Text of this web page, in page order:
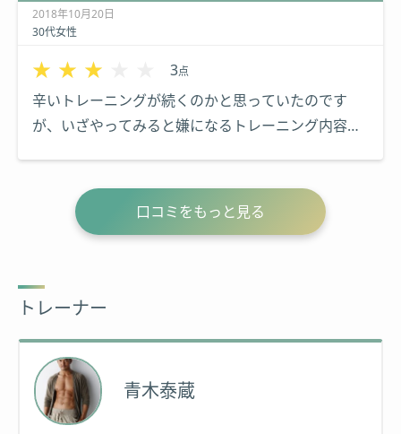
2018年10月20日
30代女性
★★★★★
★★★★★ 3点
辛いトレーニングが続くのかと思っていたのです
が、いざやってみると嫌になるトレーニング内容で
口コミをもっと見る
トレーナー
青木泰蔵